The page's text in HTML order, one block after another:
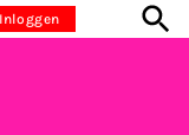
Inloggen